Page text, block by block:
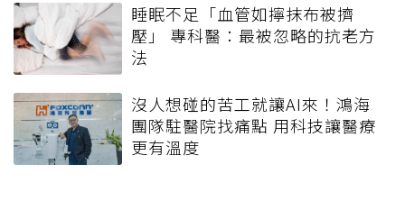
睡眠不足「血管如擰抹布被擠
壓」 專科醫：最被忽略的抗老方
法
沒人想碰的苦工就讓AI來！鴻海
團隊駐醫院找痛點 用科技讓醫療
更有溫度